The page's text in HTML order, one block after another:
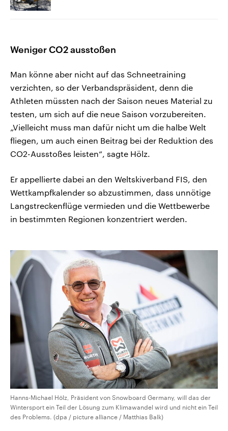
Weniger CO2 ausstoßen
Man könne aber nicht auf das Schneetraining
verzichten, so der Verbandspräsident, denn die
Athleten müssten nach der Saison neues Material zu
testen, um sich auf die neue Saison vorzubereiten.
„Vielleicht muss man dafür nicht um die halbe Welt
fliegen, um auch einen Beitrag bei der Reduktion des
CO2-Ausstoßes leisten“, sagte Hölz.
Er appellierte dabei an den Weltskiverband FIS, den
Wettkampfkalender so abzustimmen, dass unnötige
Langstreckenflüge vermieden und die Wettbewerbe
in bestimmten Regionen konzentriert werden.
Hanns-Michael Hölz, Präsident von Snowboard Germany, will das der
Wintersport ein Teil der Lösung zum Klimawandel wird und nicht ein Teil
des Problems. (dpa / picture alliance / Matthias Balk)